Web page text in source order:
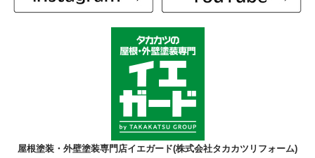
屋根塗装・外壁塗装専門店イエガード(株式会社タカカツリフォーム)